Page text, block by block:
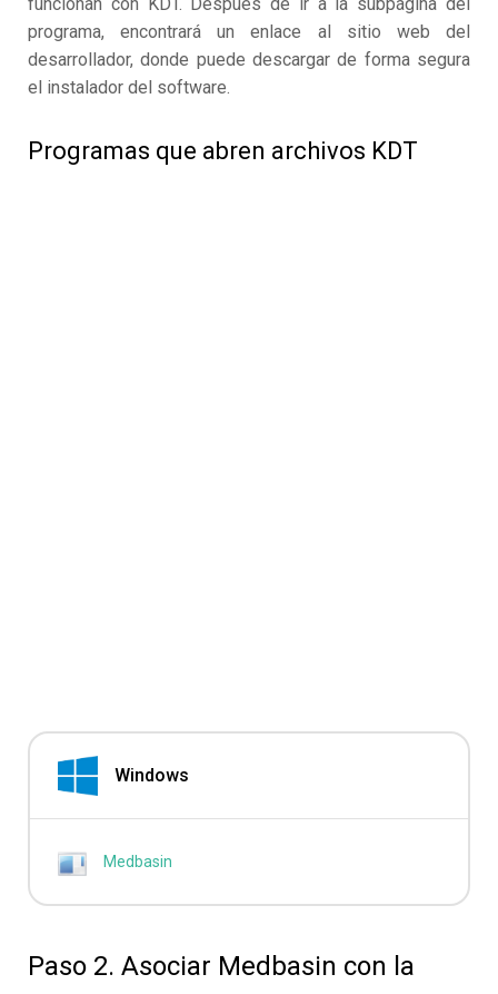
programa, encontrará un enlace al sitio web del
desarrollador, donde puede descargar de forma segura
el instalador del software.
Programas que abren archivos KDT
Windows
Medbasin
Paso 2. Asociar Medbasin con la